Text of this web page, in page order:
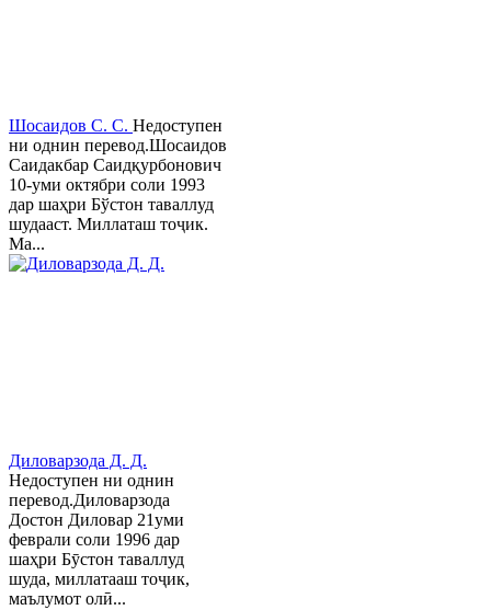
Шосаидов С. С. Недоступен
ни однин перевод.Шосаидов
Саидакбар Саидқурбонович
10-уми октябри соли 1993
дар шаҳри Бўстон таваллуд
шудааст. Миллаташ тоҷик.
Ма...
Диловарзода Д. Д.
Недоступен ни однин
перевод.Диловарзода
Достон Диловар 21уми
феврали соли 1996 дар
шаҳри Бӯстон таваллуд
шуда, миллатааш тоҷик,
маълумот олӣ...